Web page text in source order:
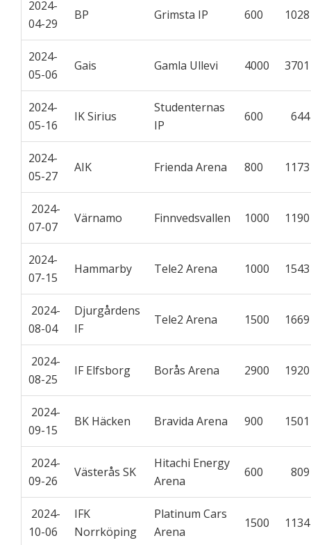
2024-
04-29
BP Grimsta IP 600
2024-
05-06
Gais Gamla Ullevi 4000
2024-
05-16
IK Sirius
Studenternas
IP
600
2024-
05-27
AIK Frienda Arena 800
2024-
07-07
Värnamo Finnvedsvallen 1000
2024-
07-15
Hammarby Tele2 Arena 1000
2024-
08-04
Djurgårdens
IF
Tele2 Arena 1500
2024-
08-25
IF Elfsborg Borås Arena 2900
2024-
09-15
BK Häcken Bravida Arena 900
2024-
09-26
Västerås SK
Hitachi Energy
Arena
600
2024-
10-06
IFK
Norrköping
Platinum Cars
Arena
1500